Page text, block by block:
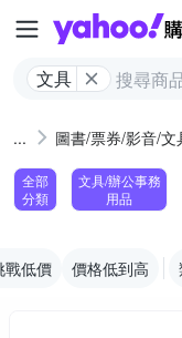
文具
圖書/票券/影音/文
全部
分類
文具/辦公事務
用品
戰低價 價格低到高